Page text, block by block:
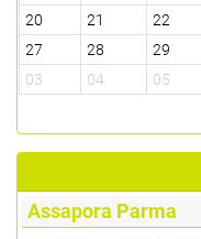
20 21 22
27
28 29
03
04 05
Assapora Parma